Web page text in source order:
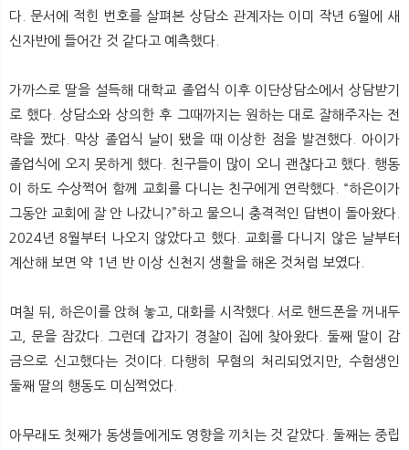
다. 문서에 적힌 번호를 살펴본 상담소 관계자는 이미 작년 6월에 새
신자반에 들어간 것 같다고 예측했다.
가까스로 딸을 설득해 대학교 졸업식 이후 이단상담소에서 상담받기
로 했다. 상담소와 상의한 후 그때까지는 원하는 대로 잘해주자는 전
략을 짰다. 막상 졸업식 날이 됐을 때 이상한 점을 발견했다. 아이가
졸업식에 오지 못하게 했다. 친구들이 많이 오니 괜찮다고 했다. 행동
이 하도 수상쩍어 함께 교회를 다니는 친구에게 연락했다. “하은이가
그동안 교회에 잘 안 나갔니?”하고 물으니 충격적인 답변이 돌아왔다.
2024년 8월부터 나오지 않았다고 했다. 교회를 다니지 않은 날부터
계산해 보면 약 1년 반 이상 신천지 생활을 해온 것처럼 보였다.
며칠 뒤, 하은이를 앉혀 놓고, 대화를 시작했다. 서로 핸드폰을 꺼내두
고, 문을 잠갔다. 그런데 갑자기 경찰이 집에 찾아왔다. 둘째 딸이 감
금으로 신고했다는 것이다. 다행히 무혐의 처리되었지만, 수험생인
둘째 딸의 행동도 미심쩍었다.
아무래도 첫째가 동생들에게도 영향을 끼치는 것 같았다. 둘째는 중립